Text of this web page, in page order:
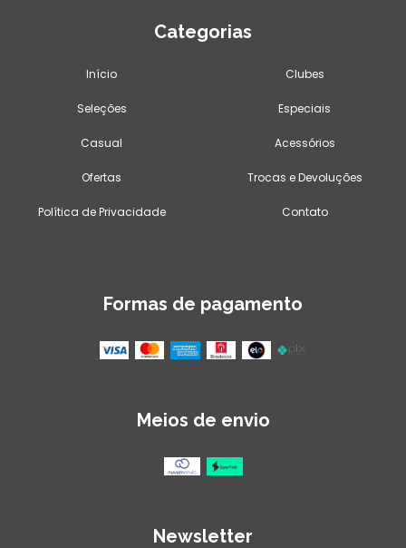
Categorias
Início Clubes
Seleções Especiais
Casual Acessórios
Ofertas Trocas e Devoluções
Política de Privacidade Contato
Formas de pagamento
Meios de envio
Newsletter